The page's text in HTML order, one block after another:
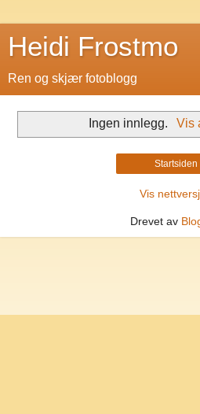
Heidi Frostmo
Ren og skjær fotoblogg
Ingen innlegg. Vis
Startsiden
Vis
Drevet av